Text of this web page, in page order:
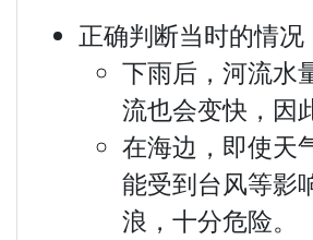
正确判断当时的情况
下雨后，河流水
流也会变快，因
在海边，即使天
能受到台风等影
浪，十分危险。